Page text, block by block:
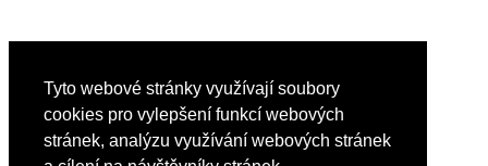
Tyto webové stránky využívají soubory
cookies pro vylepšení funkcí webových
stránek, analýzu využívání webových stránek